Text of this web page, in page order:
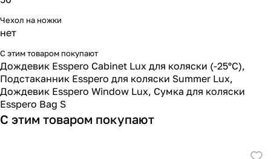
Чехол на ножки
нет
С этим товаром покупают
Дождевик Esspero Cabinet Lux для коляски (-25°С),
Подстаканник Esspero для коляски Summer Lux,
Дождевик Esspero Window Lux, Сумка для коляски
Esspero Bag S
С этим товаром покупают